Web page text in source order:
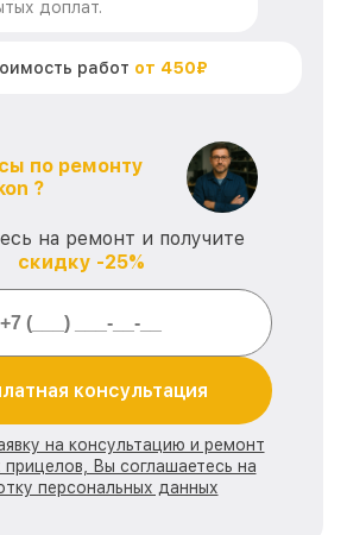
доплат.
работ от 450₽
по ремонту
?
на ремонт и получите
скидку -25%
консультация
на консультацию и ремонт
прицелов, Вы соглашаетесь на
персональных данных